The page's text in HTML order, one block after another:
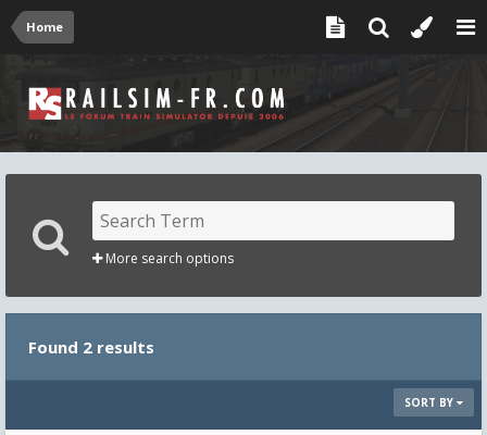
Home
More search options
Found 2 results
SORT BY